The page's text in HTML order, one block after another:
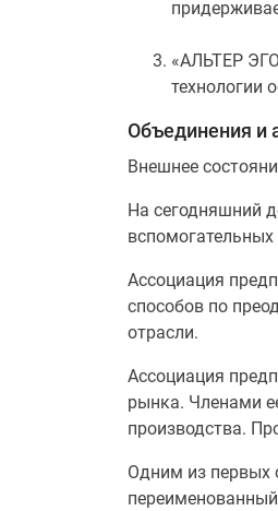
«АЛЬТЕР
технологии
Объединения и
Внешнее
На сегодняшний
Ассоциация
способов по
отрасли.
Ассоциация
рынка. Членами
производства.
Одним из первых